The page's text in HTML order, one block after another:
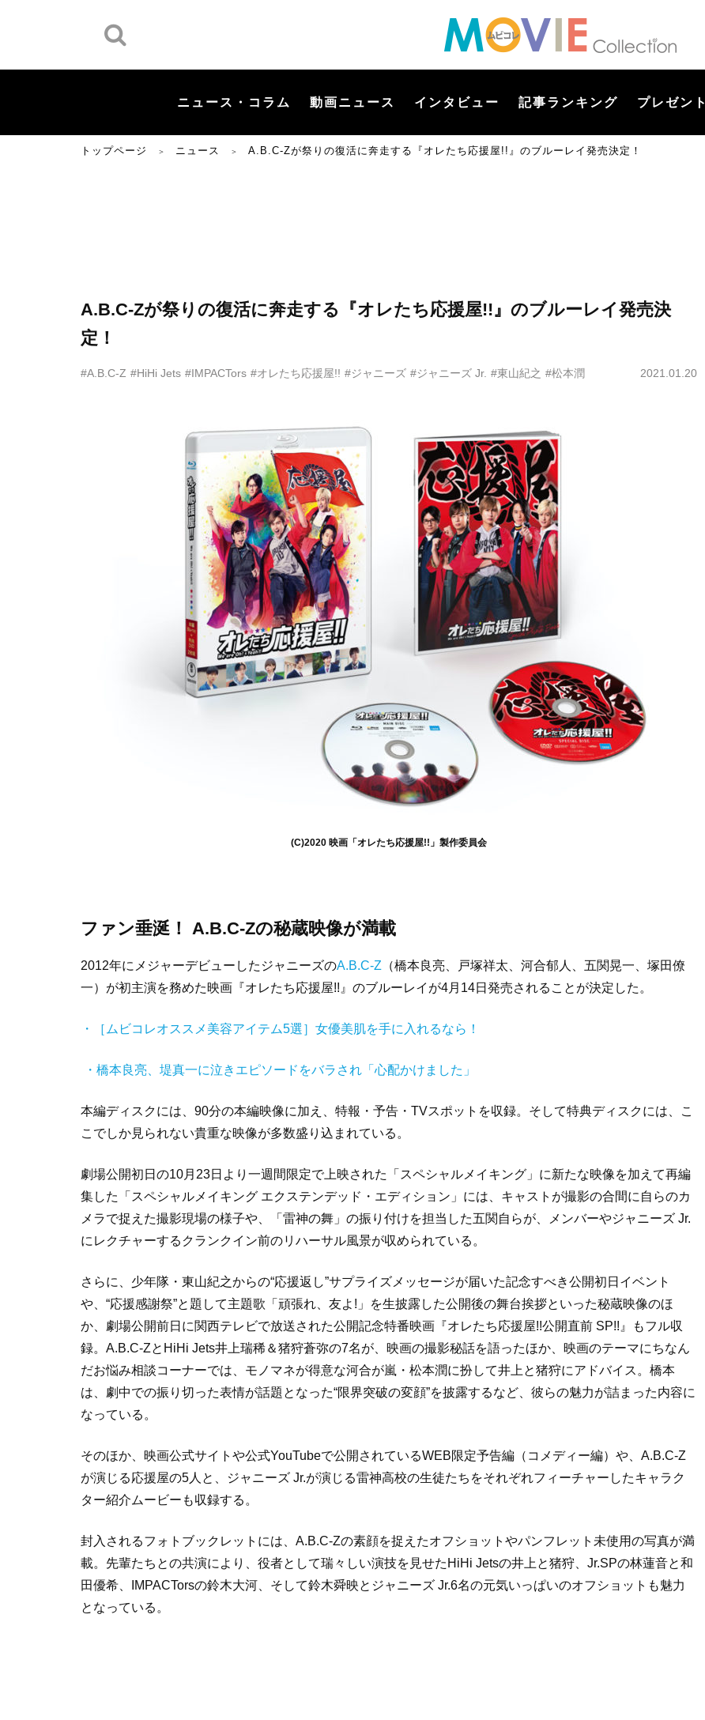
ニュース・コラム 動画ニュース インタビュー 記事ランキング プレゼント
トップページ ＞ ニュース ＞ A.B.C-Zが祭りの復活に奔走する『オレたち応援屋!!』のブルーレイ発売決定！
A.B.C-Zが祭りの復活に奔走する『オレたち応援屋!!』のブルーレイ発売決
定！
#A.B.C-Z #HiHi Jets #IMPACTors #オレたち応援屋!! #ジャニーズ #ジャニーズ Jr. #東山紀之 #松本潤 2021.01.20
(C)2020 映画「オレたち応援屋!!」製作委員会
ファン垂涎！ A.B.C-Zの秘蔵映像が満載
2012年にメジャーデビューしたジャニーズのA.B.C-Z （橋本良亮、戸塚祥太、河合郁人、五関晃一、塚田僚
一）が初主演を務めた映画『オレたち応援屋!!』のブルーレイが4月14日発売されることが決定した。
・［ムビコレオススメ美容アイテム5選］女優美肌を手に入れるなら！
・橋本良亮、堤真一に泣きエピソードをバラされ「心配かけました」
本編ディスクには、90分の本編映像に加え、特報・予告・TVスポットを収録。そして特典ディスクには、こ
こでしか見られない貴重な映像が多数盛り込まれている。
劇場公開初日の10月23日より一週間限定で上映された「スペシャルメイキング」に新たな映像を加えて再編
集した「スペシャルメイキング エクステンデッド・エディション」には、キャストが撮影の合間に自らのカ
メラで捉えた撮影現場の様子や、「雷神の舞」の振り付けを担当した五関自らが、メンバーやジャニーズ Jr.
にレクチャーするクランクイン前のリハーサル風景が収められている。
さらに、少年隊・東山紀之からの“応援返し”サプライズメッセージが届いた記念すべき公開初日イベント
や、“応援感謝祭”と題して主題歌「頑張れ、友よ!」を生披露した公開後の舞台挨拶といった秘蔵映像のほ
か、劇場公開前日に関西テレビで放送された公開記念特番映画『オレたち応援屋!!公開直前 SP!!』もフル収
録。A.B.C-ZとHiHi Jets井上瑞稀＆猪狩蒼弥の7名が、映画の撮影秘話を語ったほか、映画のテーマにちなん
だお悩み相談コーナーでは、モノマネが得意な河合が嵐・松本潤に扮して井上と猪狩にアドバイス。橋本
は、劇中での振り切った表情が話題となった“限界突破の変顔”を披露するなど、彼らの魅力が詰まった内容に
なっている。
そのほか、映画公式サイトや公式YouTubeで公開されているWEB限定予告編（コメディー編）や、A.B.C-Z
が演じる応援屋の5人と、ジャニーズ Jr.が演じる雷神高校の生徒たちをそれぞれフィーチャーしたキャラク
ター紹介ムービーも収録する。
封入されるフォトブックレットには、A.B.C-Zの素顔を捉えたオフショットやパンフレット未使用の写真が満
載。先輩たちとの共演により、役者として瑞々しい演技を見せたHiHi Jetsの井上と猪狩、Jr.SPの林蓮音と和
田優希、IMPACTorsの鈴木大河、そして鈴木舜映とジャニーズ Jr.6名の元気いっぱいのオフショットも魅力
となっている。